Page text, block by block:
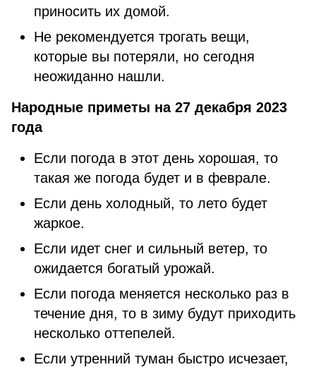
приносить их домой.
Не рекомендуется трогать вещи,
которые вы потеряли, но сегодня
неожиданно нашли.
Народные приметы на 27 декабря 2023
года
Если погода в этот день хорошая, то
такая же погода будет и в феврале.
Если день холодный, то лето будет
жаркое.
Если идет снег и сильный ветер, то
ожидается богатый урожай.
Если погода меняется несколько раз в
течение дня, то в зиму будут приходить
несколько оттепелей.
Если утренний туман быстро исчезает,